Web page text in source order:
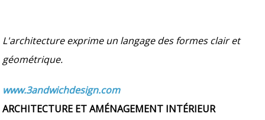
L'architecture exprime un langage des formes clair et
géométrique.
www.3andwichdesign.com
ARCHITECTURE ET AMÉNAGEMENT INTÉRIEUR